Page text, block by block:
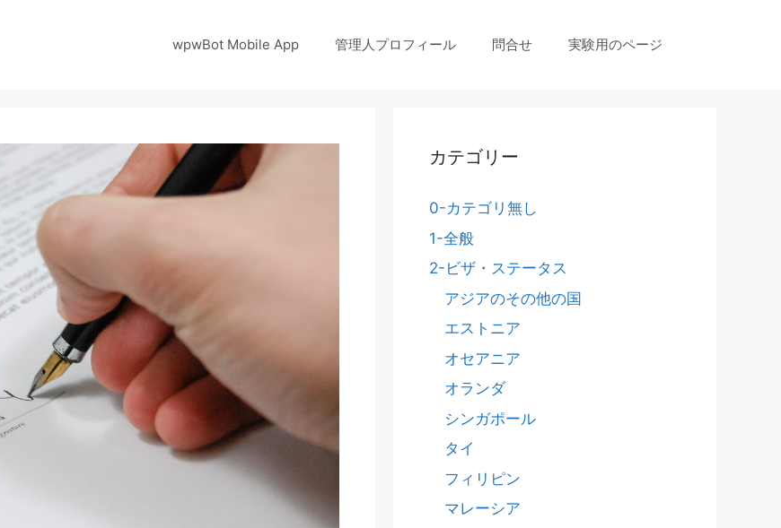
wpwBot Mobile App 管理人プロフィール 問合せ 実験用のページ
カテゴリー
0-カテゴリ無し
1-全般
2-ビザ・ステータス
アジアのその他の国
エストニア
オセアニア
オランダ
シンガポール
タイ
フィリピン
マレーシア